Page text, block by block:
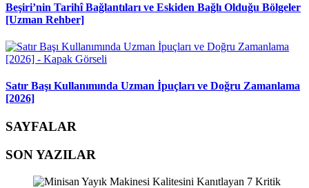
Beşiri’nin Tarihî Bağlantıları ve Eskiden Bağlı Olduğu Bölgeler
[Uzman Rehber]
Satır Başı Kullanımında Uzman İpuçları ve Doğru Zamanlama
[2026]
SAYFALAR
SON YAZILAR